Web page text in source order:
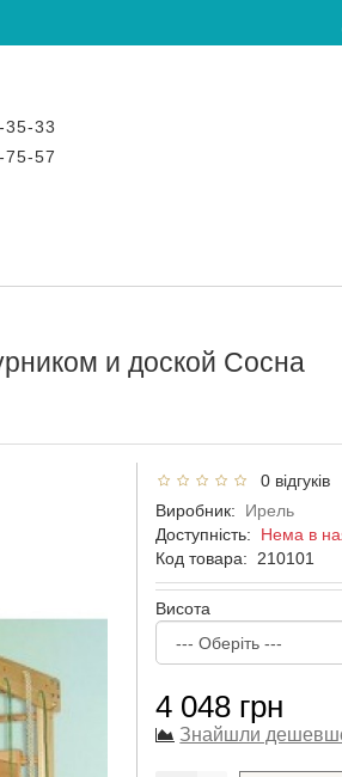
35-33
75-57
и доской Сосна
0 відгуків
Виробник:
Ирель
Доступність: Нема в
Код товара:
210101
Висота
4 048 грн
Знайшли